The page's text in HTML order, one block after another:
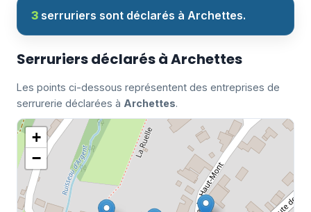
3 serruriers sont déclarés à Archettes.
Serruriers déclarés à Archettes
Les points ci-dessous représentent des entreprises de
serrurerie déclarées à Archettes.
+
−